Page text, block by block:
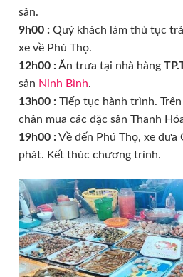
sản.
9h00 : Quý khách làm thủ tục
xe về Phú Thọ.
12h00 :Ăn trưa tại nhà hàng
sản Ninh Bình.
13h00 : Tiếp tục hành trình.
chân mua các đặc sản Thanh
19h00 :Về đến Phú Thọ, xe đưa
phát. Kết thúc chương trình.